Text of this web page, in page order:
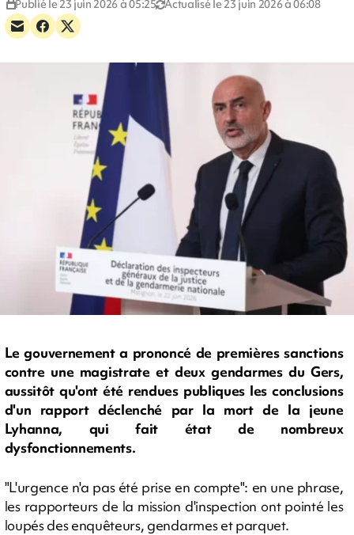
Publié le 23 juin 2026 à 05:25 Actualisé le 23 juin 2026 à 06:08
Le gouvernement a prononcé de premières sanctions
contre une magistrate et deux gendarmes du Gers,
aussitôt qu'ont été rendues publiques les conclusions
d'un rapport déclenché par la mort de la jeune
Lyhanna, qui fait état de nombreux
dysfonctionnements.
"L'urgence n'a pas été prise en compte": en une phrase,
les rapporteurs de la mission d'inspection ont pointé les
loupés des enquêteurs, gendarmes et parquet.